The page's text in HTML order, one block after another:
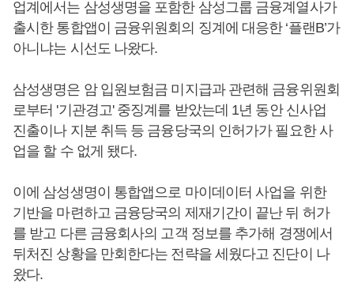
업계에서는 삼성생명을 포함한 삼성그룹 금융계열사가
출시한 통합앱이 금융위원회의 징계에 대응한 ‘플랜B’가
아니냐는 시선도 나왔다.
삼성생명은 암 입원보험금 미지급과 관련해 금융위원회
로부터 '기관경고' 중징계를 받았는데 1년 동안 신사업
진출이나 지분 취득 등 금융당국의 인허가가 필요한 사
업을 할 수 없게 됐다.
이에 삼성생명이 통합앱으로 마이데이터 사업을 위한
기반을 마련하고 금융당국의 제재기간이 끝난 뒤 허가
를 받고 다른 금융회사의 고객 정보를 추가해 경쟁에서
뒤처진 상황을 만회한다는 전략을 세웠다고 진단이 나
왔다.